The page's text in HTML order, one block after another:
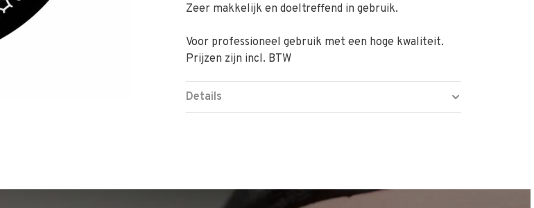
Zeer makkelijk en doeltreffend in gebruik.
Voor professioneel gebruik met een hoge kwaliteit.
Prijzen zijn incl. BTW
Details